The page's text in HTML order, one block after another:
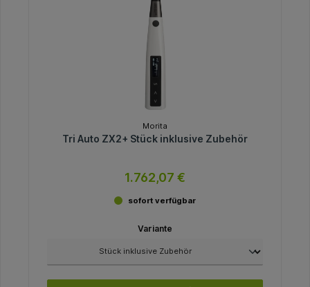
Morita
Tri Auto ZX2+ Stück inklusive Zubehör
1.762,07 €
sofort verfügbar
Variante